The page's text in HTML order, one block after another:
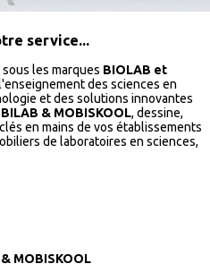
service...
les marques BIOLAB et
des sciences en
et des solutions innovantes
& MOBISKOOL, dessine,
en mains de vos établissements
de laboratoires en sciences,
MOBISKOOL